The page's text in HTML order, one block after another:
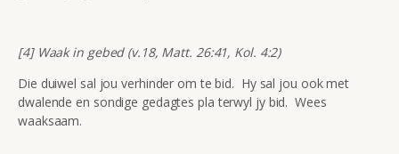
[4] Waak in gebed (v.18, Matt. 26:41, Kol. 4:2)
Die duiwel sal jou verhinder om te bid. Hy sal jou ook met
dwalende en sondige gedagtes pla terwyl jy bid. Wees
waaksaam.